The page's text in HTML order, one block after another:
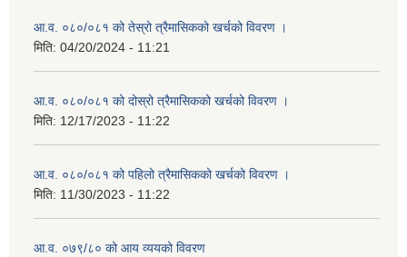
आ.व. ०८०/०८१ को तेस्रो त्रैमासिकको खर्चको विवरण ।
मिति: 04/20/2024 - 11:21
आ.व. ०८०/०८१ को दोस्रो त्रैमासिकको खर्चको विवरण ।
मिति: 12/17/2023 - 11:22
आ.व. ०८०/०८१ को पहिलो त्रैमासिकको खर्चको विवरण ।
मिति: 11/30/2023 - 11:22
आ.व. ०७९/८० को आय व्ययको विवरण